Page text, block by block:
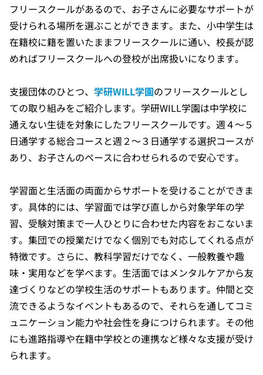
フリースクールがあるので、お子さんに必要なサポートが
受けられる場所を選ぶことができます。また、小中学生は
在籍校に籍を置いたままフリースクールに通い、校長が認
めればフリースクールへの登校が出席扱いになります。
支援団体のひとつ、 学研WILL学園のフリースクールとし
ての取り組みをご紹介します。学研WILL学園は中学校に
通えない生徒を対象にしたフリースクールです。週４～５
日通学する総合コースと週２～３日通学する選択コースが
あり、お子さんのペースに合わせられるので安心です。
学習面と生活面の両面からサポートを受けることができま
す。具体的には、学習面では学び直しから対象学年の学
習、受験対策まで一人ひとりに合わせた内容をおこないま
す。集団での授業だけでなく個別でも対応してくれる点が
特徴です。さらに、教科学習だけでなく、一般教養や趣
味・実用などを学べます。生活面ではメンタルケアから友
達づくりなどの学校生活のサポートもあります。仲間と交
流できるようなイベントもあるので、それらを通してコミ
ュニケーション能力や社会性を身につけられます。その他
にも進路指導や在籍中学校との連携など様々な支援が受け
られます。